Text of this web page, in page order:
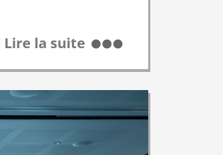
Lire la suite